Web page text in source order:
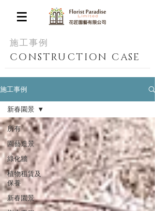
​施工事例
CONSTRUCTION CASE
施工事例
所有
園藝造景
綠化牆
植物租賃及
保養
新春園景
新春園景